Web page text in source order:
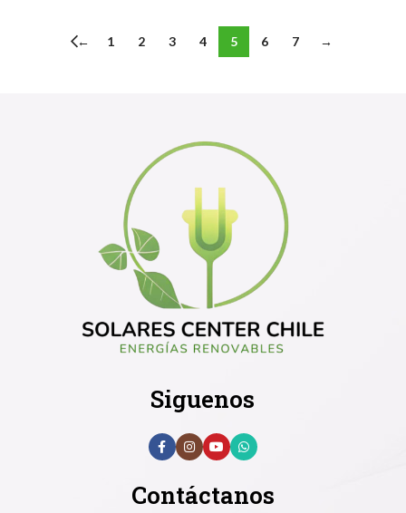
← 1 2 3 4 5 6 7 →
Siguenos
Contáctanos